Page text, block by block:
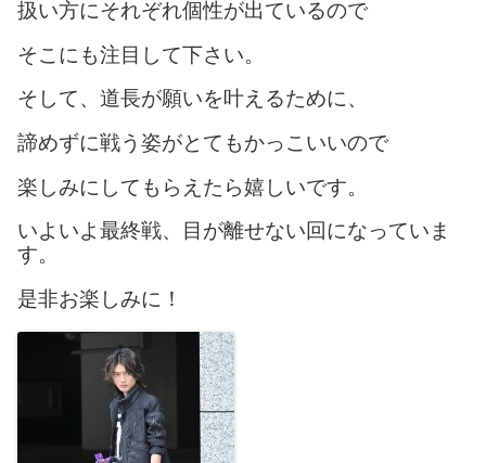
扱い方にそれぞれ個性が出ているので
そこにも注目して下さい。
そして、道長が願いを叶えるために、
諦めずに戦う姿がとてもかっこいいので
楽しみにしてもらえたら嬉しいです。
いよいよ最終戦、目が離せない回になっていま
す。
是非お楽しみに！